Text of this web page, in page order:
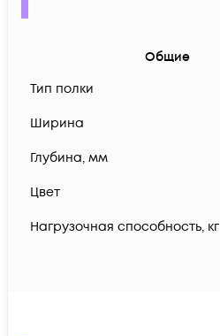
Общие
Тип полки
Ширина
Глубина, мм
Цвет
Нагрузочная способность, кг